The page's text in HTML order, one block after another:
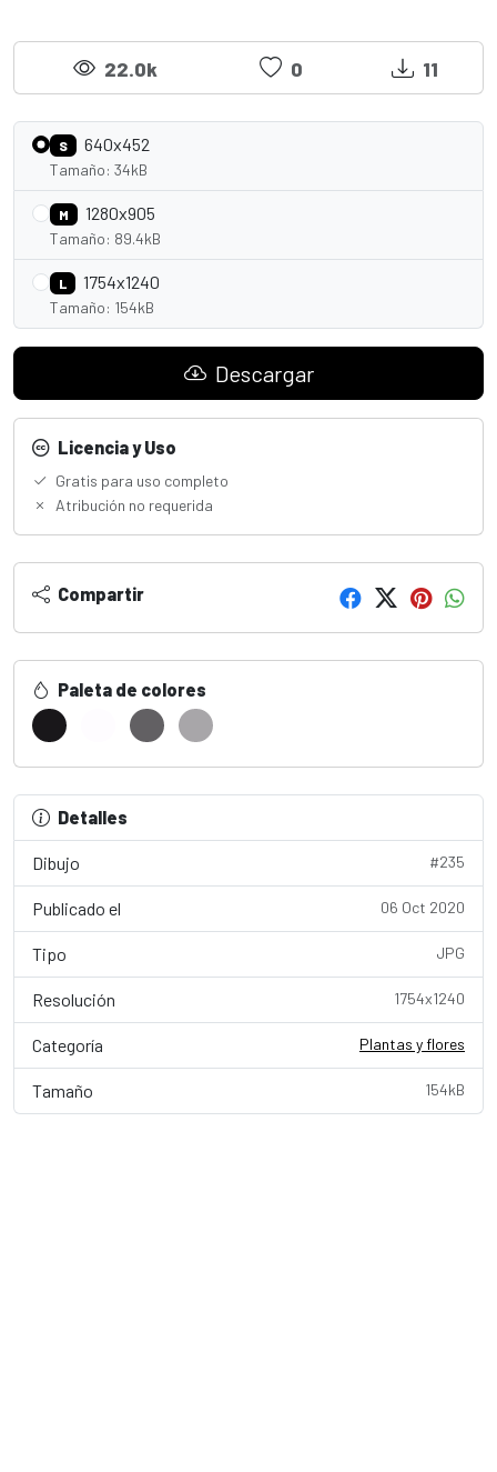
22.0k 0 11
S 640x452
Tamaño: 34kB
M 1280x905
Tamaño: 89.4kB
L 1754x1240
Tamaño: 154kB
Descargar
Licencia y Uso
Gratis para uso completo
Atribución no requerida
Compartir
Paleta de colores
Detalles
Dibujo #235
Publicado el 06 Oct 2020
Tipo JPG
Resolución 1754x1240
Categoría Plantas y flores
Tamaño 154kB